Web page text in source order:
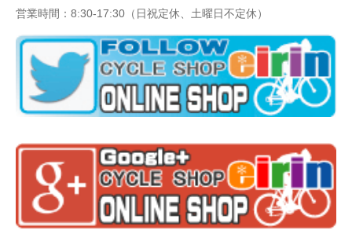
営業時間：8:30-17:30（日祝定休、土曜日不定休）